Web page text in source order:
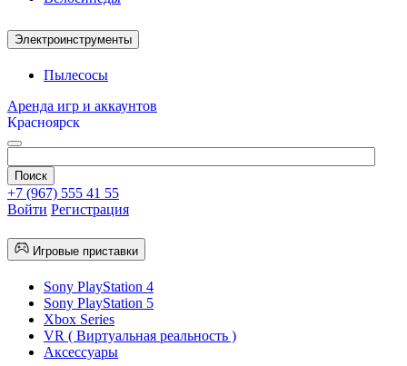
Электроинструменты
Пылесосы
Аренда игр и аккаунтов
Красноярск
+7 (967) 555 41 55
Войти Регистрация
Игровые приставки
Sony PlayStation 4
Sony PlayStation 5
Xbox Series
VR ( Виртуальная реальность )
Аксессуары